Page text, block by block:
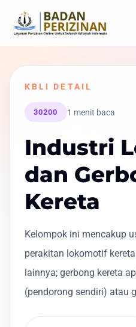
KBLI DETAIL
30200 1 menit baca
Industri
dan
Kereta
Kelompok ini mencakup
perakitan lokomotif
lainnya; gerbong kereta
(pendorong sendiri) atau